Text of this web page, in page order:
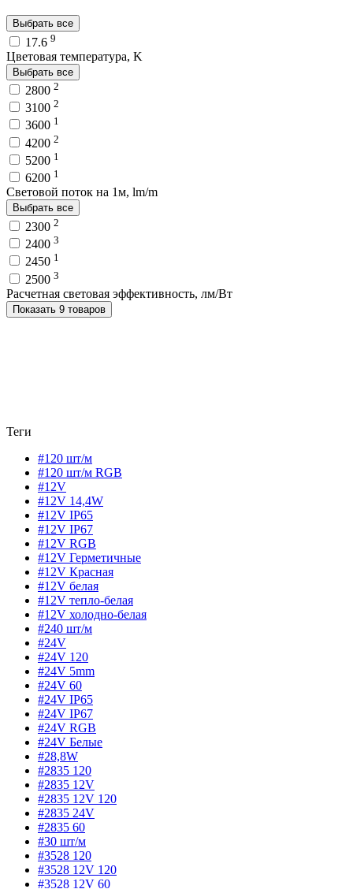
Выбрать все
17.6 9
Цветовая температура, K
Выбрать все
2800 2
3100 2
3600 1
4200 2
5200 1
6200 1
Световой поток на 1м, lm/m
Выбрать все
2300 2
2400 3
2450 1
2500 3
Расчетная световая эффективность, лм/Вт
Показать 9 товаров
Теги
#120 шт/м
#120 шт/м RGB
#12V
#12V 14,4W
#12V IP65
#12V IP67
#12V RGB
#12V Герметичные
#12V Красная
#12V белая
#12V тепло-белая
#12V холодно-белая
#240 шт/м
#24V
#24V 120
#24V 5mm
#24V 60
#24V IP65
#24V IP67
#24V RGB
#24V Белые
#28,8W
#2835 120
#2835 12V
#2835 12V 120
#2835 24V
#2835 60
#30 шт/м
#3528 120
#3528 12V 120
#3528 12V 60